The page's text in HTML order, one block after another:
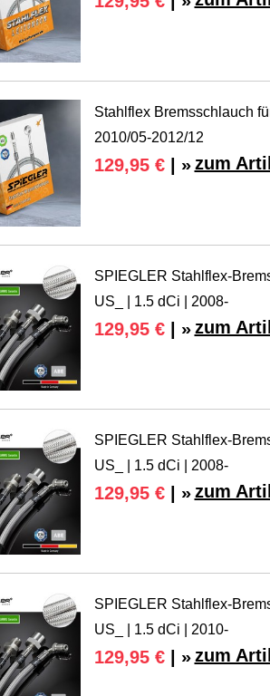
Stahlflex Bremsschlauch
2010/05-2012/12
129,95 €| » zum
SPIEGLER Stahlflex-
US_ | 1.5 dCi | 2008-
129,95 €| » zum
SPIEGLER Stahlflex-
US_ | 1.5 dCi | 2008-
129,95 €| » zum
SPIEGLER Stahlflex-
US_ | 1.5 dCi | 2010-
129,95 €| » zum